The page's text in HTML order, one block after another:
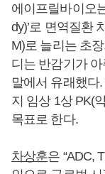
에이프릴바이오
dy)’로 면역질환
M)로 늘리는 초
디는 반감기가 아
말에서 유래했다
지 임상 1상 PK(
목표로 한다.
차상훈은 “ADC,